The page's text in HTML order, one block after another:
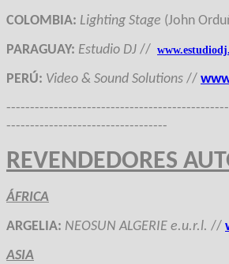
COLOMBIA: Lighting Stage (John
PARAGUAY: Estudio DJ //
PERÚ: Video & Sound Solutions //
----------------------------------
REVENDEDORES
ÁFRICA
ARGELIA: NEOSUN ALGERIE e.u.r.l. //
ASIA